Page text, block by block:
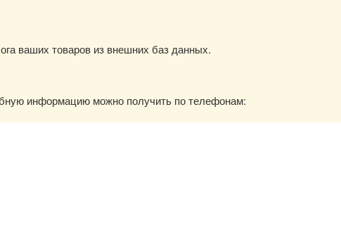
ваших товаров из внешних баз данных.
информацию можно получить по телефонам: